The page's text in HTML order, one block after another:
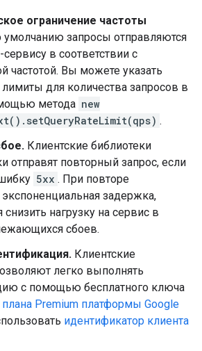
ограничение частоты
умолчанию запросы отправляются
в соответствии с
частотой. Вы можете указать
для количества запросов в
метода new
.
Клиентские библиотеки
отправят повторный запрос, если
5xx . При повторе
экспоненциальная задержка,
нагрузку на сервис в
сбоев.
Клиентские
легко выполнять
с помощью бесплатного ключа
плана Premium платформы Google
идентификатор клиента